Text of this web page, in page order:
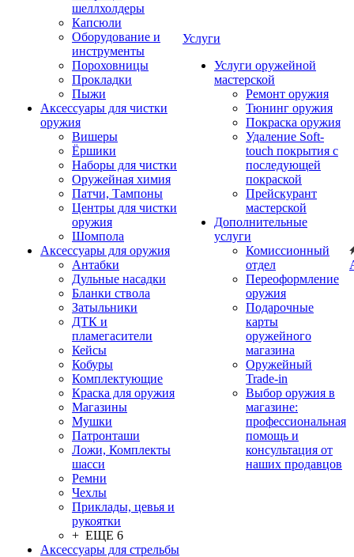
шеллхолдеры
Капсюли
Оборудование и
инструменты
Пороховницы
Прокладки
Пыжи
Аксессуары для чистки
оружия
Вишеры
Ёршики
Наборы для чистки
Оружейная химия
Патчи, Тампоны
Центры для чистки
оружия
Шомпола
Аксессуары для оружия
Антабки
Дульные насадки
Бланки ствола
Затыльники
ДТК и
пламегасители
Кейсы
Кобуры
Комплектующие
Краска для оружия
Магазины
Мушки
Патронташи
Ложи, Комплекты
шасси
Ремни
Чехлы
Приклады, цевья и
рукоятки
+ ЕЩЕ 6
Аксессуары для стрельбы
Услуги
Услуги оружейной
мастерской
Ремонт оружия
Тюнинг оружия
Покраска оружия
Удаление Soft-
touch покрытия с
последующей
покраской
Прейскурант
мастерской
Дополнительные
услуги
Комиссионный
отдел
Переоформление
оружия
Подарочные
карты
оружейного
магазина
Оружейный
Trade-in
Выбор оружия в
магазине:
профессиональная
помощь и
консультация от
наших продавцов